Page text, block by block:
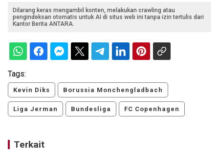
Dilarang keras mengambil konten, melakukan crawling atau
pengindeksan otomatis untuk AI di situs web ini tanpa izin tertulis dari
Kantor Berita ANTARA.
Tags:
Kevin Diks Borussia Monchengladbach
Liga Jerman Bundesliga FC Copenhagen
Terkait